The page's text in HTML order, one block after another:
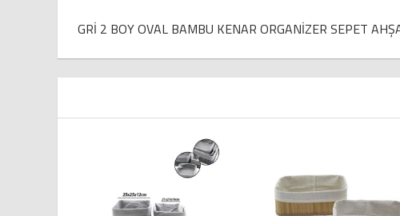
GRİ 2 BOY OVAL BAMBU KENAR ORGANİZER SEPET